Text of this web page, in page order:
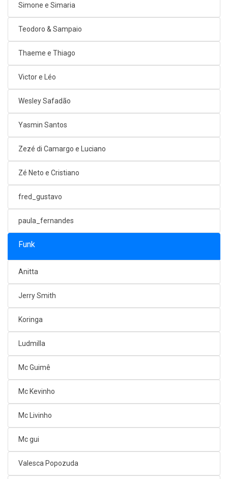
Simone e Simaria
Teodoro & Sampaio
Thaeme e Thiago
Victor e Léo
Wesley Safadão
Yasmin Santos
Zezé di Camargo e Luciano
Zé Neto e Cristiano
fred_gustavo
paula_fernandes
Funk
Anitta
Jerry Smith
Koringa
Ludmilla
Mc Guimê
Mc Kevinho
Mc Livinho
Mc gui
Valesca Popozuda